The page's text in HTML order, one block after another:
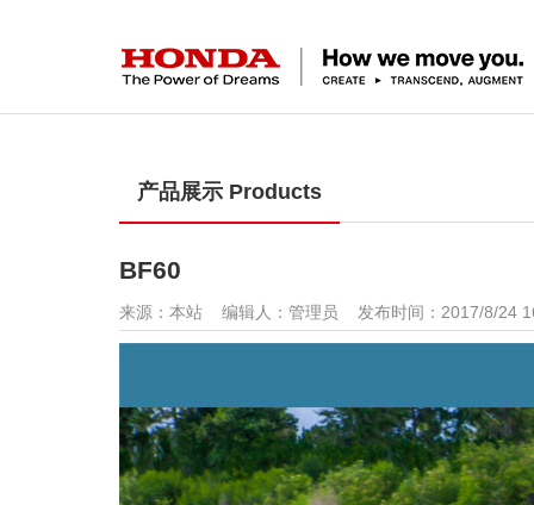
产品展示 Products
BF60
来源：本站 编辑人：管理员 发布时间：2017/8/24